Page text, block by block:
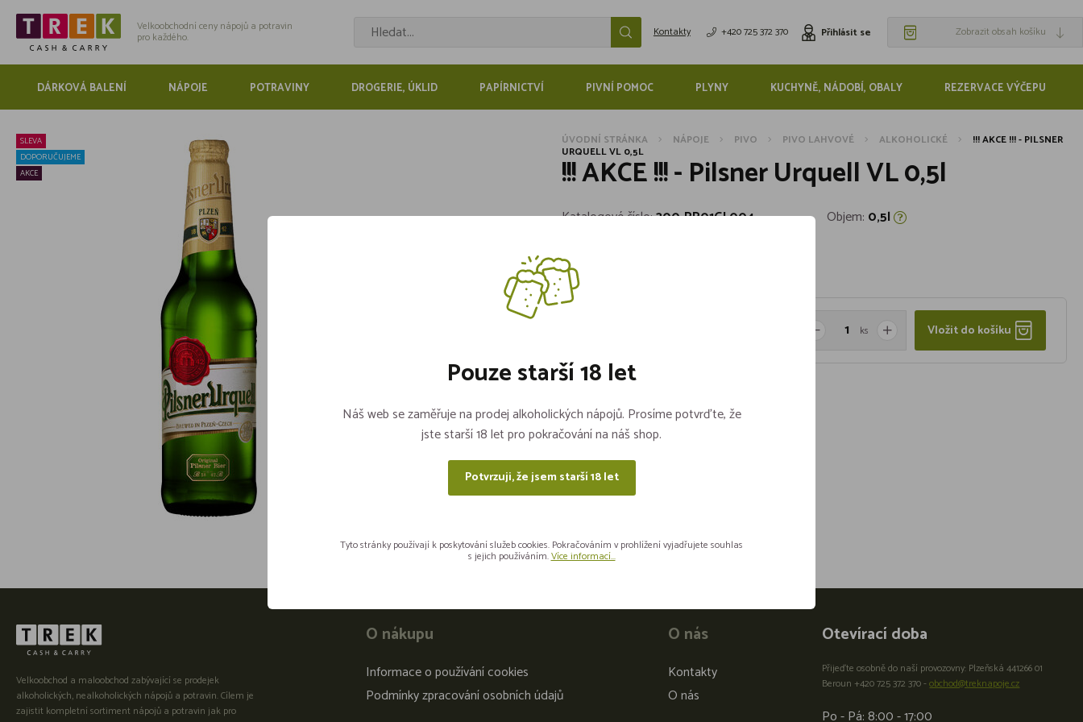
Velkoobchodní ceny nápojů a potravin
pro každého. Kontakty +420 725 372 370 Přihlásit se Zobrazit obsah košíku
DÁRKOVÁ BALENÍ NÁPOJE POTRAVINY DROGERIE, ÚKLID PAPÍRNICTVÍ PIVNÍ POMOC PLYNY KUCHYNĚ, NÁDOBÍ, OBALY REZERVACE VÝČEPU
ÚVODNÍ STRÁNKA NÁPOJE PIVO PIVO LAHVOVÉ ALKOHOLICKÉ !!! AKCE !!! - PILSNER
URQUELL VL 0,5L
SLEVA
DOPORUČUJEME
AKCE
!!! AKCE !!! - Pilsner Urquell VL 0,5l
Katalogové číslo:300-PR01GL004 Objem: 0,5l
Skladem více jak 5 kusů
ks Vložit do košíku
Sdílejte na sítích
Velkoobchod a maloobchod zabývající se prodejek
alkoholických, nealkoholických nápojů a potravin. Cílem je
zajistit kompletní sortiment nápojů a potravin jak pro
O nákupu
Informace o používání cookies
Podmínky zpracování osobních údajů
O nás
Kontakty
O nás
Otevírací doba
Přijeďte osobně do naší provozovny: Plzeňská 441266 01
Beroun +420 725 372 370 -obchod@treknapoje.cz
Po - Pá: 8:00 - 17:00
Pouze starší 18 let
Náš web se zaměřuje na prodej alkoholických nápojů. Prosíme potvrďte, že
jste starší 18 let pro pokračování na náš shop.
Potvrzuji, že jsem starší 18 let
Tyto stránky používají k poskytování služeb cookies. Pokračováním v prohlížení vyjadřujete souhlas
s jejich používáním.Více informací...